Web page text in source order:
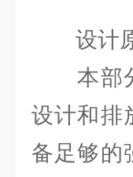
设计原
本部分
设计和排
备足够的